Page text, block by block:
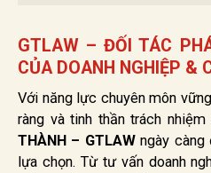
GTLAW – ĐỐI TÁC
CỦA DOANH NGHIỆP &
Với năng lực chuyên môn
ràng và tinh thần trách nhiệm
THÀNH – GTLAWngày càng
lựa chọn. Từ tư vấn doanh